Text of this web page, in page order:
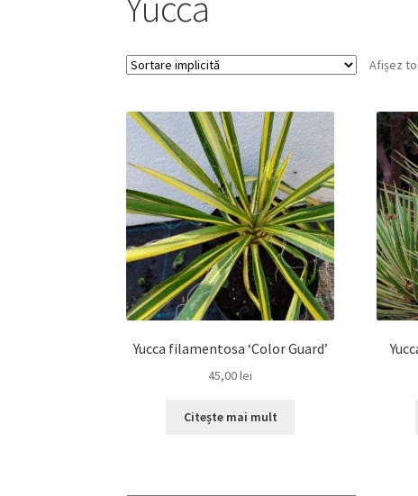
Afișez
Yucca filamentosa ‘Color Guard’
45,00lei
Citește mai mult